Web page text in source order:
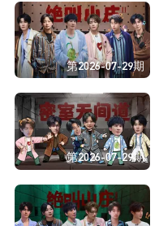
第2026-07-29期
第2026-07-29期